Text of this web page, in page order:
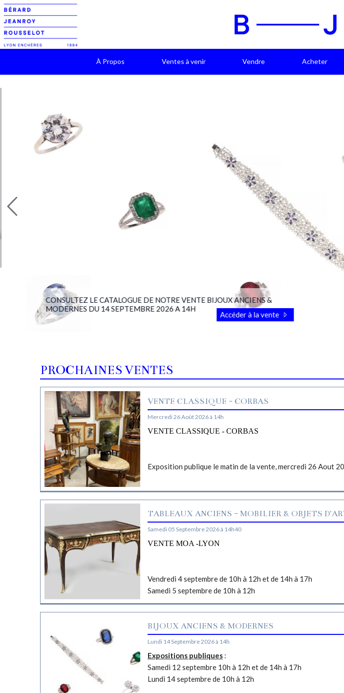
À Propos Ventes à venir Vendre Acheter
CONSULTEZ LE CATALOGUE DE NOTRE VENTE BIJOUX ANCIENS &
MODERNES DU 14 SEPTEMBRE 2026 A 14H
Accéder à la vente
PROCHAINES VENTES
VENTE CLASSIQUE - CORBAS
Mercredi 26 Août 2026 à 14h
VENTE CLASSIQUE - CORBAS
Exposition publique le matin de la vente, mercredi 26 Aout
TABLEAUX ANCIENS - MOBILIER & OBJETS
Samedi 05 Septembre 2026 à 14h40
VENTE MOA -LYON
Vendredi 4 septembre de 10h à 12h et de 14h à 17h
Samedi 5 septembre de 10h à 12h
BIJOUX ANCIENS & MODERNES
Lundi 14 Septembre 2026 à 14h
Expositions publiques:
Samedi 12 septembre 10h à 12h et de 14h à 17h
Lundi 14 septembre de 10h à 12h